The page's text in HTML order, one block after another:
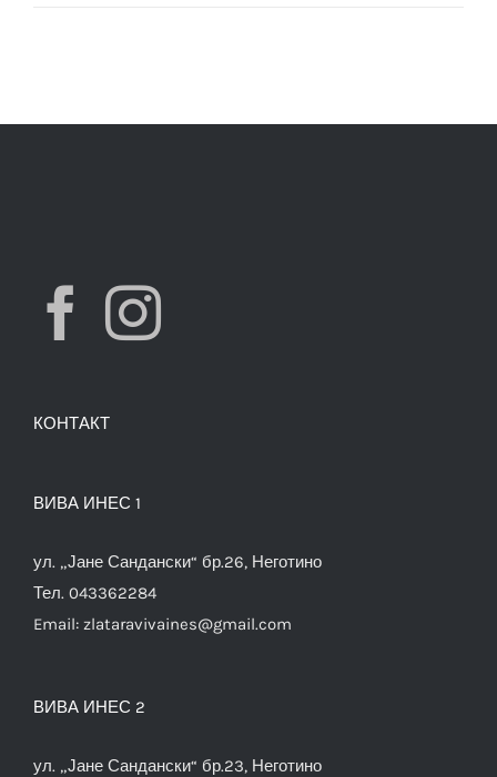
КОНТАКТ
ВИВА ИНЕС 1
ул. „Јане Сандански“ бр.26, Неготино
Тел. 043362284
Email: zlataravivaines@gmail.com
ВИВА ИНЕС 2
ул. „Јане Сандански“ бр.23, Неготино